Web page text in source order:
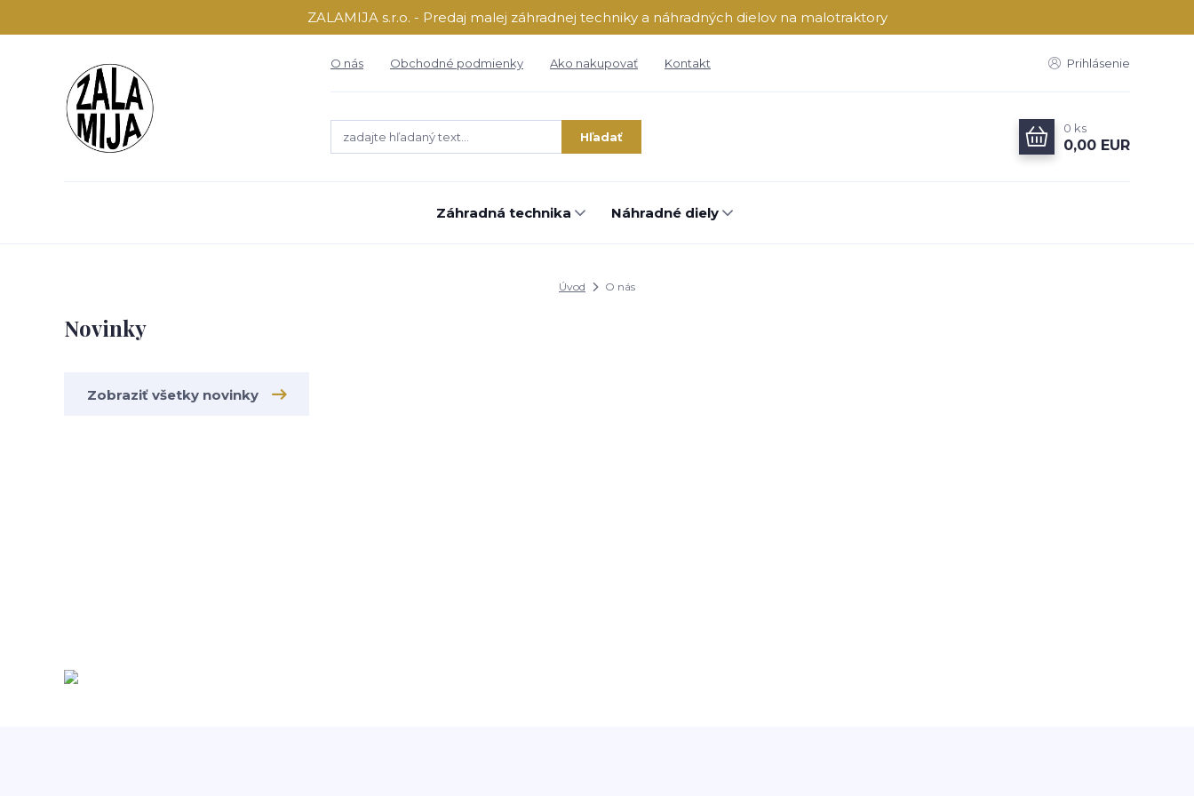
ZALAMIJA s.r.o. - Predaj malej záhradnej techniky a náhradných dielov na malotraktory
O nás Obchodné podmienky Ako nakupovať Kontakt Prihlásenie
Hľadať
0 ks
0,00 EUR
Záhradná technika Náhradné diely
Úvod O nás
Novinky
Zobraziť všetky novinky